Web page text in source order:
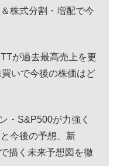
株式分割・増配で今
が過去最高売上を更
いで今後の株価はど
・S&P500が力強く
今後の予想、新
描く未来予想図を徹